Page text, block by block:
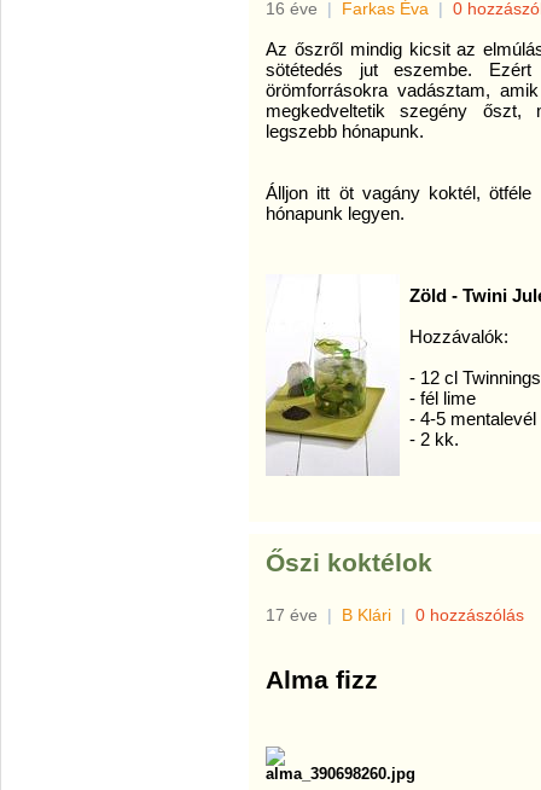
16 éve | Farkas Éva | 0
Az őszről mindig kicsit az
sötétedés jut eszembe.
örömforrásokra vadásztam,
megkedveltetik szegény őszt,
legszebb hónapunk.
Álljon itt öt vagány koktél,
hónapunk legyen.
Zöld - Twini
Hozzávalók:
- 12 cl
- fél lime
- 4-5 mentalevél
- 2 kk.
Őszi koktélok
17 éve | B Klári | 0 hozzászólás
Alma fizz